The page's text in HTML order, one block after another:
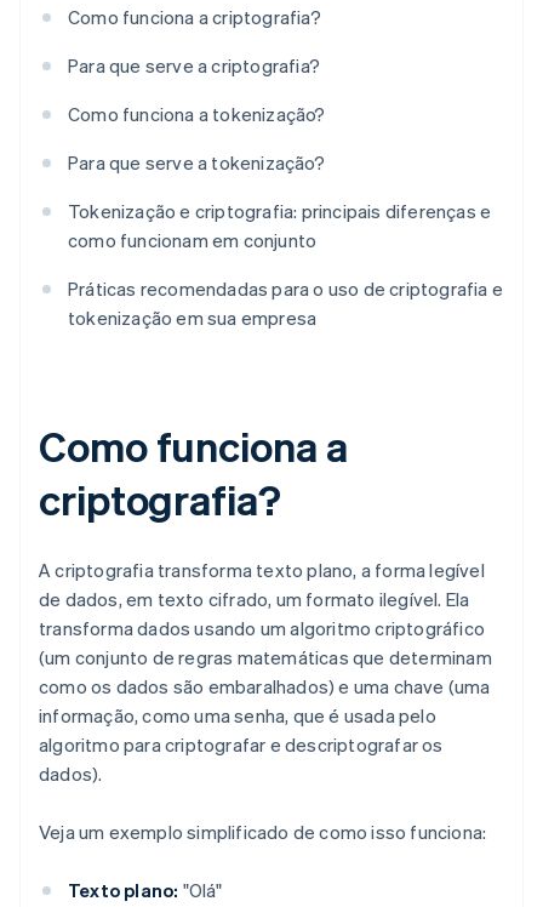
Como funciona a criptografia?
Para que serve a criptografia?
Como funciona a tokenização?
Para que serve a tokenização?
Tokenização e criptografia: principais diferenças e
como funcionam em conjunto
Práticas recomendadas para o uso de criptografia e
tokenização em sua empresa
Como funciona a
criptografia?
A criptografia transforma texto plano, a forma legível
de dados, em texto cifrado, um formato ilegível. Ela
transforma dados usando um algoritmo criptográfico
(um conjunto de regras matemáticas que determinam
como os dados são embaralhados) e uma chave (uma
informação, como uma senha, que é usada pelo
algoritmo para criptografar e descriptografar os
dados).
Veja um exemplo simplificado de como isso funciona:
Texto plano: "Olá"